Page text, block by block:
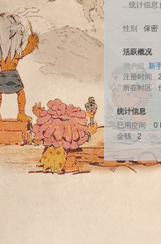
uz!
统计信息
性别 保密
活跃概况
用户组 新
注册时间
所在时区
统计信息
已用空间
0
金钱
2